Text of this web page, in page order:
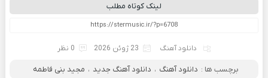
لینک کوتاه مطلب
دانلود آهنگ 23 ژوئن 2026 0 نظر
برچسب ها : دانلود آهنگ ، دانلود آهنگ جدید ، مجید بنی فاطمه